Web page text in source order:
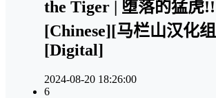
the Tiger | 堕落的猛虎!!
[Chinese][马栏山汉化
[Digital]
2024-08-20 18:26:00
6